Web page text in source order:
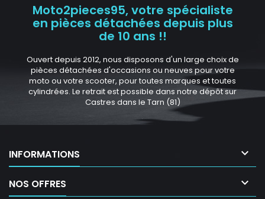
Moto2pieces95, votre spécialiste
en pièces détachées depuis plus
de 10 ans !!
Ouvert depuis 2012, nous disposons d'un large choix de
pièces détachées d'occasions ou neuves pour votre
moto ou votre scooter, pour toutes marques et toutes
cylindrées. Le retrait est possible dans notre dépôt sur
Castres dans le Tarn (81)
INFORMATIONS 
NOS OFFRES 